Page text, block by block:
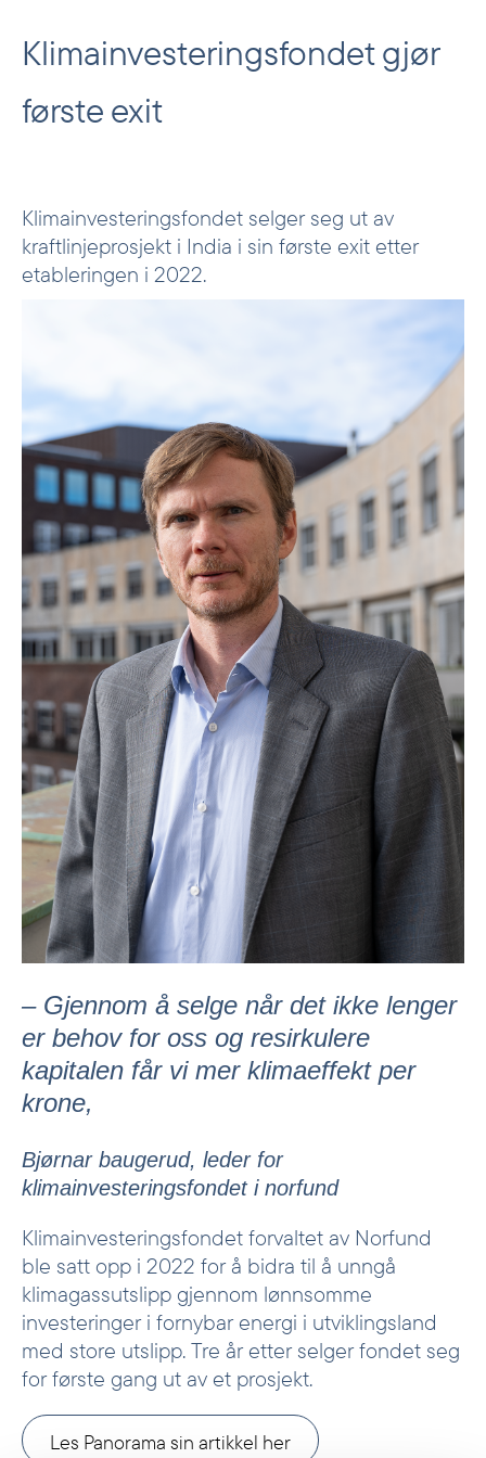
Klimainvesteringsfondet gjør
første exit
Klimainvesteringsfondet selger seg ut av
kraftlinjeprosjekt i India i sin første exit etter
etableringen i 2022.
– Gjennom å selge når det ikke lenger
er behov for oss og resirkulere
kapitalen får vi mer klimaeffekt per
krone,
Bjørnar baugerud, leder for
klimainvesteringsfondet i norfund
Klimainvesteringsfondet forvaltet av Norfund
ble satt opp i 2022 for å bidra til å unngå
klimagassutslipp gjennom lønnsomme
investeringer i fornybar energi i utviklingsland
med store utslipp. Tre år etter selger fondet seg
for første gang ut av et prosjekt.
Les Panorama sin artikkel her